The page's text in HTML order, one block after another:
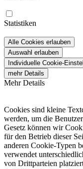
Statistiken
Alle Cookies erlauben
Auswahl erlauben
Individuelle Cookie-
mehr Details
Mehr Details
Cookies sind kleine
werden, um die
Gesetz können wir
für den Betrieb dieser
anderen Cookie-Typen
verwendet
von Drittparteien